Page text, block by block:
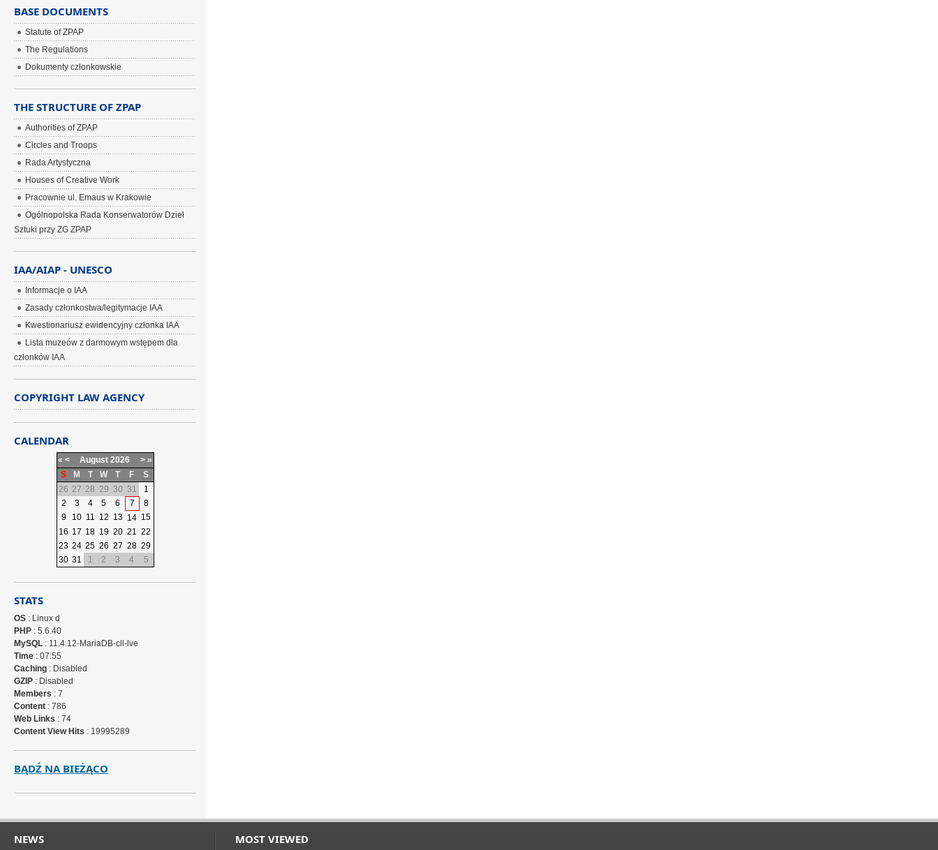
BASE DOCUMENTS
Statute of ZPAP
The Regulations
Dokumenty członkowskie
THE STRUCTURE OF ZPAP
Authorities of ZPAP
Circles and Troops
Rada Artystyczna
Houses of Creative Work
Pracownie ul. Emaus w Krakowie
Ogólnopolska Rada Konserwatorów Dzieł
Sztuki przy ZG ZPAP
IAA/AIAP - UNESCO
Informacje o IAA
Zasady członkostwa/legitymacje IAA
Kwestionariusz ewidencyjny członka IAA
Lista muzeów z darmowym wstępem dla
członków IAA
COPYRIGHT LAW AGENCY
CALENDAR
« < August 2026 > »
S
M T W T F
S
26 27 28 29 30 31
1
2
3 4 5 6 7
8
9
10 11 12 13 14 15
16 17 18 19 20 21 22
23 24 25 26 27 28 29
30 31 1 2 3 4 5
STATS
OS : Linux d
PHP : 5.6.40
MySQL : 11.4.12-MariaDB-cll-lve
Time : 07:55
Caching : Disabled
GZIP : Disabled
Members : 7
Content : 786
Web Links : 74
Content View Hits : 19995289
BĄDŹ NA BIEŻĄCO
NEWS MOST VIEWED